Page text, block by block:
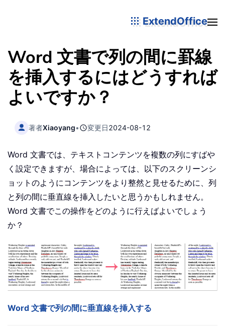
ExtendOffice
Word 文書で列の間に罫線
を挿入するにはどうすれば
よいですか？
著者Xiaoyang• 変更日2024-08-12
Word 文書では、テキストコンテンツを複数の列にすばや
く設定できますが、場合によっては、以下のスクリーンシ
ョットのようにコンテンツをより整然と見せるために、列
と列の間に垂直線を挿入したいと思うかもしれません。
Word 文書でこの操作をどのように行えばよいでしょう
か？
Word 文書で列の間に垂直線を挿入する